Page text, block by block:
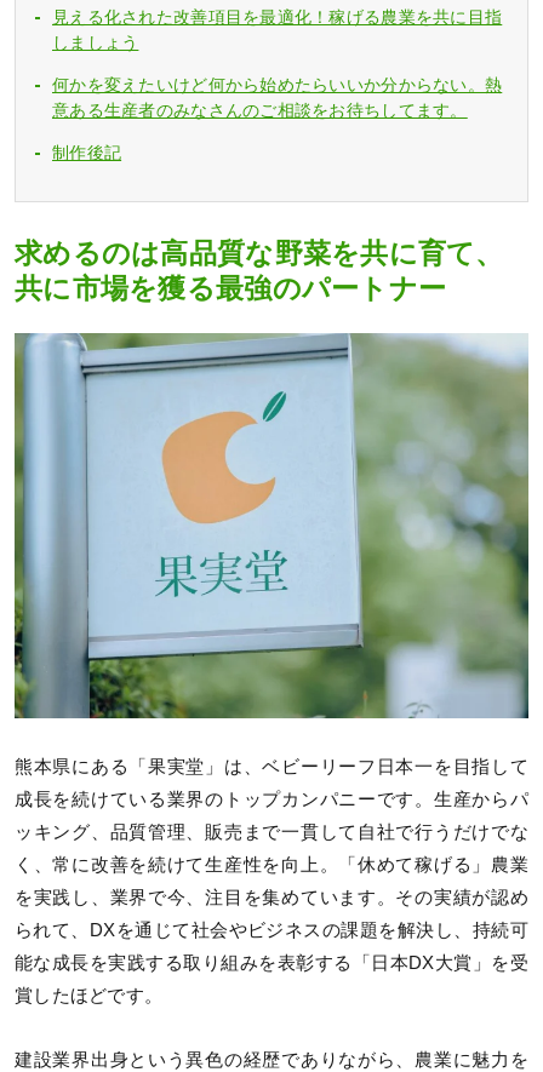
見える化された改善項目を最適化！稼げる農業を共に目指
しましょう
何かを変えたいけど何から始めたらいいか分からない。熱
意ある生産者のみなさんのご相談をお待ちしてます。
制作後記
求めるのは高品質な野菜を共に育て、
共に市場を獲る最強のパートナー
熊本県にある「果実堂」は、ベビーリーフ日本一を目指して
成長を続けている業界のトップカンパニーです。生産からパ
ッキング、品質管理、販売まで一貫して自社で行うだけでな
く、常に改善を続けて生産性を向上。「休めて稼げる」農業
を実践し、業界で今、注目を集めています。その実績が認め
られて、DXを通じて社会やビジネスの課題を解決し、持続可
能な成長を実践する取り組みを表彰する「日本DX大賞」を受
賞したほどです。
建設業界出身という異色の経歴でありながら、農業に魅力を